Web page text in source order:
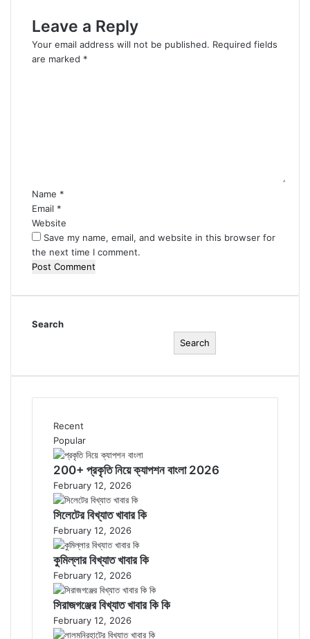
Leave a Reply
Your email address will not be published. Required fields
are marked *
Name *
Email *
Website
Save my name, email, and website in this browser for
the next time I comment.
Search
Search
Recent
Popular
200+ প্রকৃতি নিয়ে ক্যাপশন বাংলা 2026
February 12, 2026
সিলেটের বিখ্যাত খাবার কি
February 12, 2026
কুমিল্লার বিখ্যাত খাবার কি
February 12, 2026
সিরাজগঞ্জের বিখ্যাত খাবার কি কি
February 12, 2026